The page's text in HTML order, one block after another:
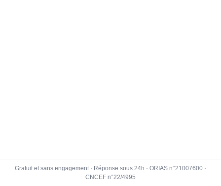
Gratuit et sans engagement · Réponse sous 24h · ORIAS n°21007600 ·
CNCEF n°22/4995